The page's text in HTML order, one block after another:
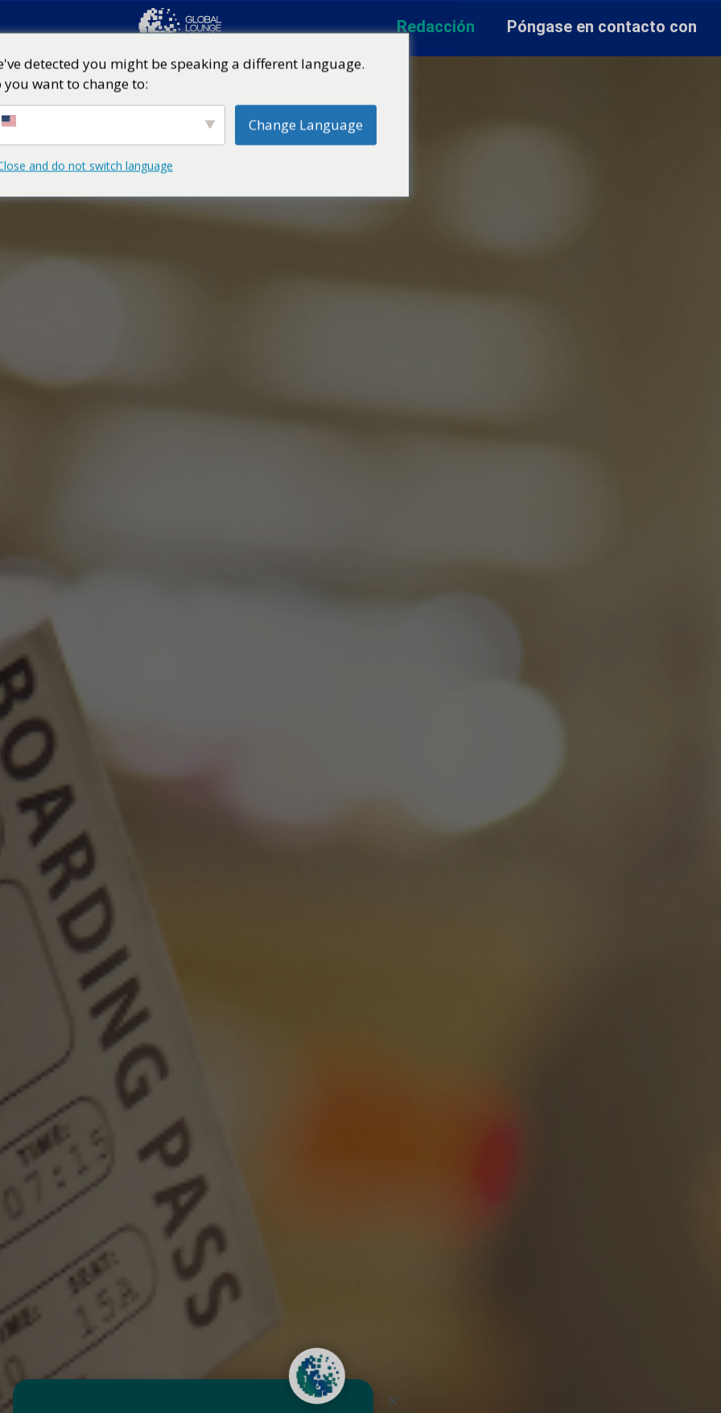
Redacción Póngase en contacto con
detected you might be speaking a different language.
you want to change to:
Change Language
and do not switch language